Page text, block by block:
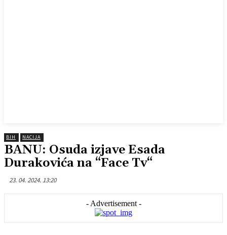
BIH NACIJA
BANU: Osuda izjave Esada
Durakovića na “Face Tv“
23. 04. 2024. 13:20
- Advertisement -